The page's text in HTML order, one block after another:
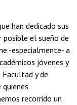
han dedicado sus
el sueño de
-especialmente- a
jóvenes y
y de
recorrido un